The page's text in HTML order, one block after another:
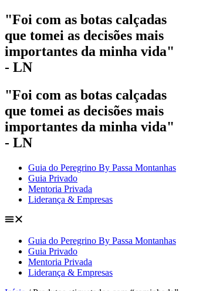
Pular
para
o
conteúdo
"Foi com as botas calçadas
que tomei as decisões mais
importantes da minha vida"
- LN
"Foi com as botas calçadas
que tomei as decisões mais
importantes da minha vida"
- LN
Guia do Peregrino By Passa Montanhas
Guia Privado
Mentoria Privada
Liderança & Empresas
Guia do Peregrino By Passa Montanhas
Guia Privado
Mentoria Privada
Liderança & Empresas